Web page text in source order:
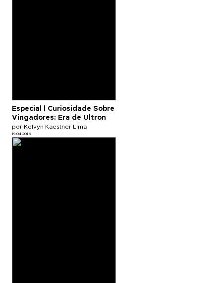
Especial | Curiosidade Sobre
Vingadores: Era de Ultron
por Kelvyn Kaestner Lima
19.04.2015